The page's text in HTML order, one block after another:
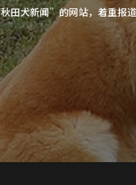
田犬新闻”的网站，着重报